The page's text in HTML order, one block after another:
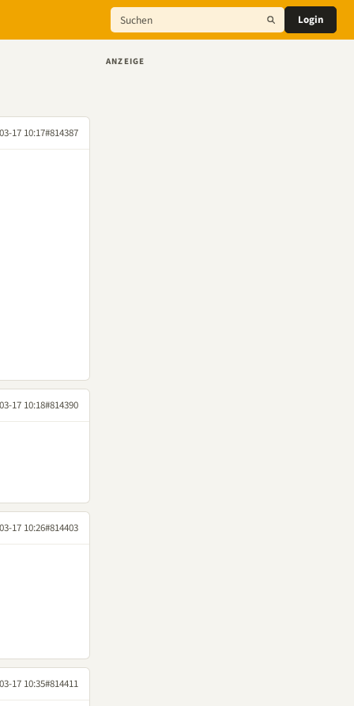
Login
17 10:17#814387
17 10:18#814390
17 10:26#814403
17 10:35#814411
ANZEIGE